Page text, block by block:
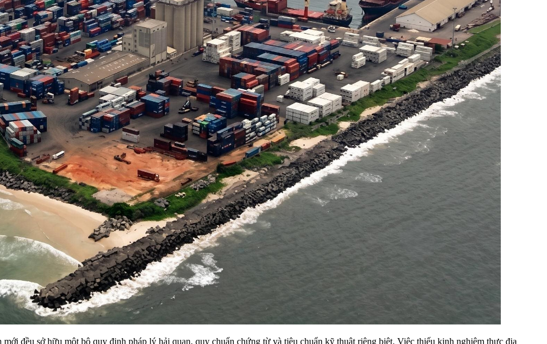
đều sở hữu một bộ quy định pháp lý hải quan, quy chuẩn chứng từ và tiêu chuẩn kỹ thuật riêng biệt. Việc thiếu kinh nghiệm thực địa